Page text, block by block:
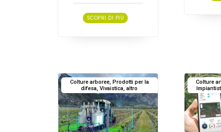
SCOPRI DI PIÙ
Colture arboree, Prodotti per la
difesa, Vivaistica, altro
Colture